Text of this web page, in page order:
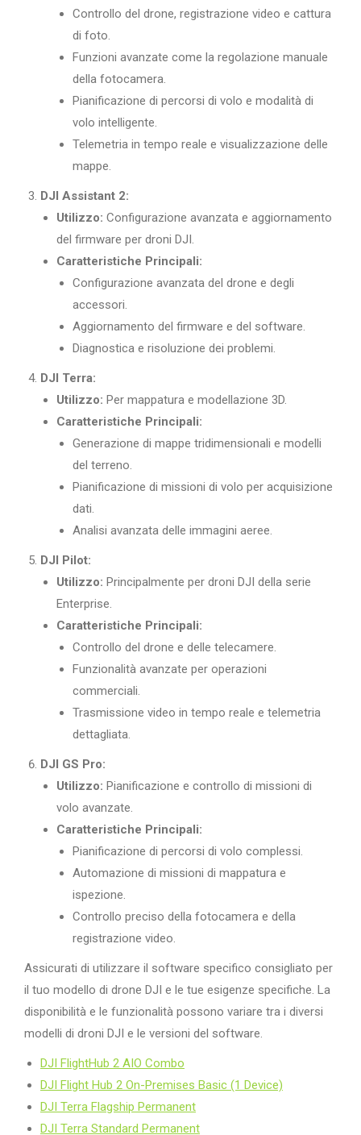
Controllo del drone, registrazione video e cattura
di foto.
Funzioni avanzate come la regolazione manuale
della fotocamera.
Pianificazione di percorsi di volo e modalità di
volo intelligente.
Telemetria in tempo reale e visualizzazione delle
mappe.
DJI Assistant 2:
Utilizzo: Configurazione avanzata e aggiornamento
del firmware per droni DJI.
Caratteristiche Principali:
Configurazione avanzata del drone e degli
accessori.
Aggiornamento del firmware e del software.
Diagnostica e risoluzione dei problemi.
DJI Terra:
Utilizzo: Per mappatura e modellazione 3D.
Caratteristiche Principali:
Generazione di mappe tridimensionali e modelli
del terreno.
Pianificazione di missioni di volo per acquisizione
dati.
Analisi avanzata delle immagini aeree.
DJI Pilot:
Utilizzo: Principalmente per droni DJI della serie
Enterprise.
Caratteristiche Principali:
Controllo del drone e delle telecamere.
Funzionalità avanzate per operazioni
commerciali.
Trasmissione video in tempo reale e telemetria
dettagliata.
DJI GS Pro:
Utilizzo: Pianificazione e controllo di missioni di
volo avanzate.
Caratteristiche Principali:
Pianificazione di percorsi di volo complessi.
Automazione di missioni di mappatura e
ispezione.
Controllo preciso della fotocamera e della
registrazione video.
Assicurati di utilizzare il software specifico consigliato per
il tuo modello di drone DJI e le tue esigenze specifiche. La
disponibilità e le funzionalità possono variare tra i diversi
modelli di droni DJI e le versioni del software.
DJI FlightHub 2 AIO Combo
DJI Flight Hub 2 On-Premises Basic (1 Device)
DJI Terra Flagship Permanent
DJI Terra Standard Permanent